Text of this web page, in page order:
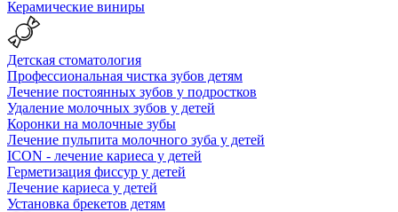
Керамические виниры
Детская стоматология
Профессиональная чистка зубов детям
Лечение постоянных зубов у подростков
Удаление молочных зубов у детей
Коронки на молочные зубы
Лечение пульпита молочного зуба у детей
ICON - лечение кариеса у детей
Герметизация фиссур у детей
Лечение кариеса у детей
Установка брекетов детям